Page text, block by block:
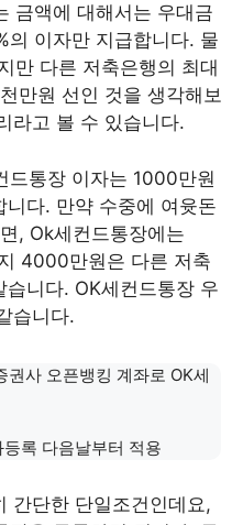
금액에 대해서는 우대금
의 이자만 지급합니다. 물
만 다른 저축은행의 최대
만원 선인 것을 생각해보
라고 볼 수 있습니다.
드통장 이자는 1000만원
다. 만약 수중에 여윳돈
, Ok세컨드통장에는
4000만원은 다른 저축
니다. OK세컨드통장 우
습니다.
권사 오픈뱅킹 계좌로 OK세
록 다음날부터 적용
간단한 단일조건인데요,